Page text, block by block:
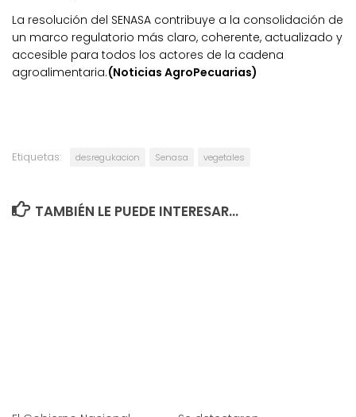
La resolución del SENASA contribuye a la consolidación de
un marco regulatorio más claro, coherente, actualizado y
accesible para todos los actores de la cadena
agroalimentaria.(Noticias AgroPecuarias)
Etiquetas: desregukacion Senasa vegetales
TAMBIÉN LE PUEDE INTERESAR...